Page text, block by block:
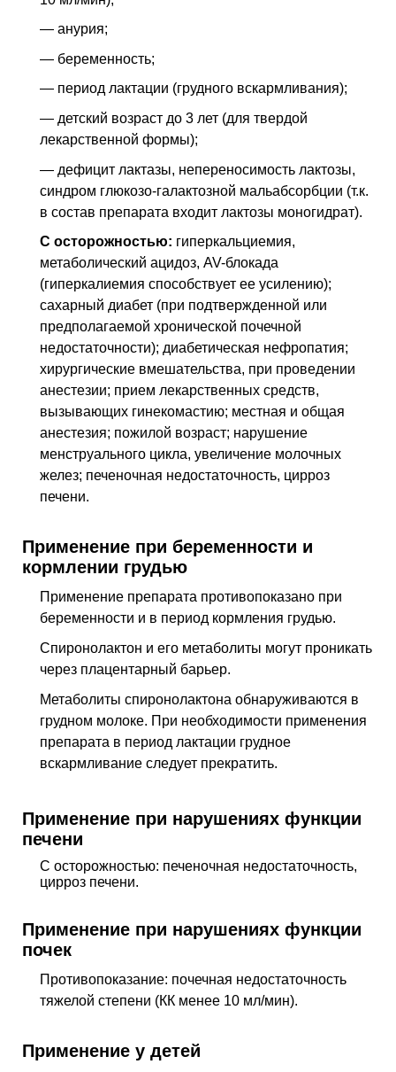
— анурия;
— беременность;
— период лактации (грудного вскармливания);
— детский возраст до 3 лет (для твердой
лекарственной формы);
— дефицит лактазы, непереносимость лактозы,
синдром глюкозо-галактозной мальабсорбции (т.к.
в состав препарата входит лактозы моногидрат).
С осторожностью: гиперкальциемия,
метаболический ацидоз, AV-блокада
(гиперкалиемия способствует ее усилению);
сахарный диабет (при подтвержденной или
предполагаемой хронической почечной
недостаточности); диабетическая нефропатия;
хирургические вмешательства, при проведении
анестезии; прием лекарственных средств,
вызывающих гинекомастию; местная и общая
анестезия; пожилой возраст; нарушение
менструального цикла, увеличение молочных
желез; печеночная недостаточность, цирроз
печени.
Применение при беременности и
кормлении грудью
Применение препарата противопоказано при
беременности и в период кормления грудью.
Спиронолактон и его метаболиты могут проникать
через плацентарный барьер.
Метаболиты спиронолактона обнаруживаются в
грудном молоке. При необходимости применения
препарата в период лактации грудное
вскармливание следует прекратить.
Применение при нарушениях функции
печени
С осторожностью: печеночная недостаточность,
цирроз печени.
Применение при нарушениях функции
почек
Противопоказание: почечная недостаточность
тяжелой степени (КК менее 10 мл/мин).
Применение у детей